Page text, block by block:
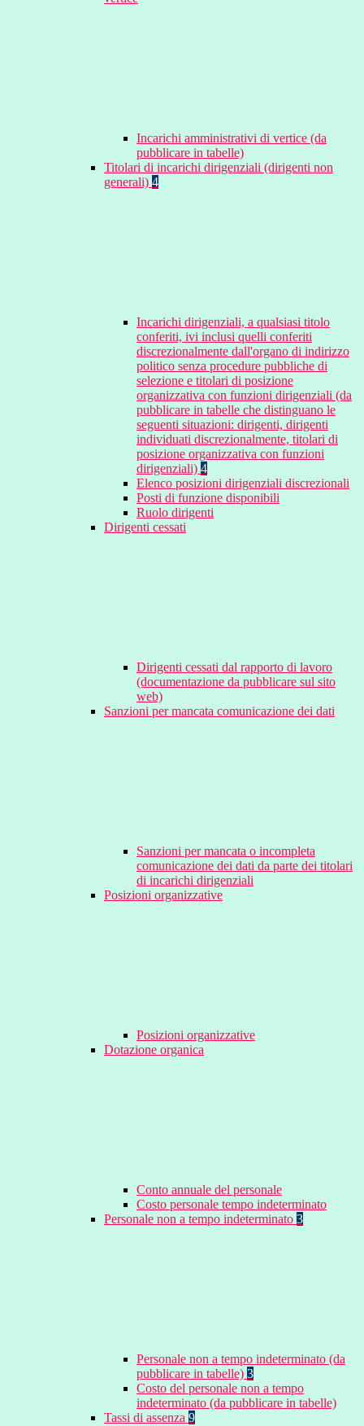
Incarichi amministrativi di vertice (da
pubblicare in tabelle)
Titolari di incarichi dirigenziali (dirigenti non
generali) 4
Incarichi dirigenziali, a qualsiasi titolo
conferiti, ivi inclusi quelli conferiti
discrezionalmente dall'organo di indirizzo
politico senza procedure pubbliche di
selezione e titolari di posizione
organizzativa con funzioni dirigenziali (da
pubblicare in tabelle che distinguano le
seguenti situazioni: dirigenti, dirigenti
individuati discrezionalmente, titolari di
posizione organizzativa con funzioni
dirigenziali) 4
Elenco posizioni dirigenziali discrezionali
Posti di funzione disponibili
Ruolo dirigenti
Dirigenti cessati
Dirigenti cessati dal rapporto di lavoro
(documentazione da pubblicare sul sito
web)
Sanzioni per mancata comunicazione dei dati
Sanzioni per mancata o incompleta
comunicazione dei dati da parte dei titolari
di incarichi dirigenziali
Posizioni organizzative
Posizioni organizzative
Dotazione organica
Conto annuale del personale
Costo personale tempo indeterminato
Personale non a tempo indeterminato 3
Personale non a tempo indeterminato (da
pubblicare in tabelle) 3
Costo del personale non a tempo
indeterminato (da pubblicare in tabelle)
Tassi di assenza 9